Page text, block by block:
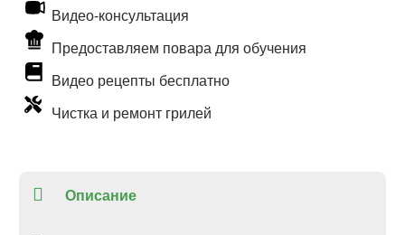
Видео-консультация
Предоставляем повара для обучения
Видео рецепты бесплатно
Чистка и ремонт грилей
Описание